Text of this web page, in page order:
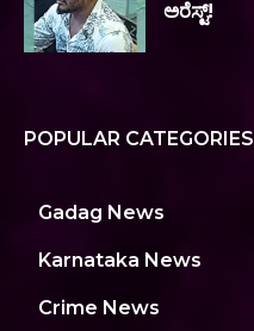
ಅರೆಸ್ಟ್!
POPULAR CATEGORIES
Gadag News
Karnataka News
Crime News